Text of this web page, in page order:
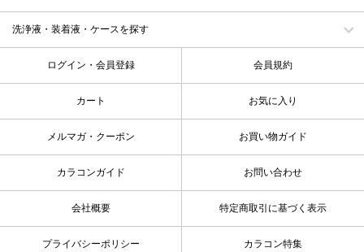
洗浄液・装着液・ケースを探す
ログイン・会員登録 会員規約
カート お気に入り
メルマガ・クーポン お買い物ガイド
カラコンガイド お問い合わせ
会社概要 特定商取引に基づく表示
プライバシーポリシー カラコン特集